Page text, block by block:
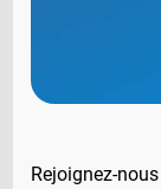
Rejoignez-